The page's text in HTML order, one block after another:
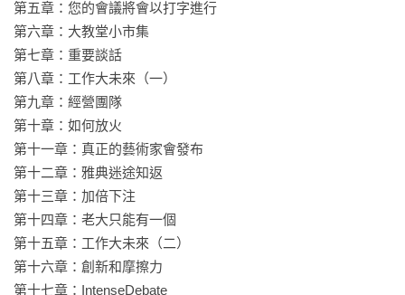
問題。全員遠距的工作模式讓三分之一有家庭的員工，不必在
家庭與上班間拉扯；公司提供的團隊聚會就像員工旅遊，辦公
室變成了雅典的陽台酒吧、紐約的公寓、波特蘭的運動酒吧、
在夏威夷別墅的自煮生活。這不是遙不可及的夢想，而是
Automattic所實踐的工作理念。
讓人厭世又瑣碎的辦公室政治消失了，回歸工作的根源，工作
能擁有意義，工作者也能充滿熱情。成果至上的文化，讓人們
有權力去尋找自己什麼時候要工作，以及要在哪裡工作，在所
有情況下，都是由身為員工的你，自己找出怎麼做才會有最高
的產能。
〔作者實用金句〕
第五章：您的會議將會以打字進行
第六章：大教堂小市集
第七章：重要談話
第八章：工作大未來（一）
第九章：經營團隊
第十章：如何放火
第十一章：真正的藝術家會發布
第十二章：雅典迷途知返
第十三章：加倍下注
第十四章：老大只能有一個
第十五章：工作大未來（二）
第十六章：創新和摩擦力
第十七章：IntenseDebate